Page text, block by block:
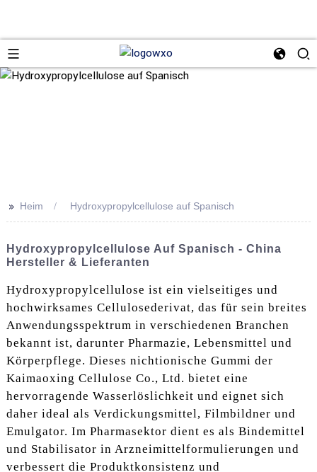
>> Heim Hydroxypropylcellulose auf Spanisch
Hydroxypropylcellulose Auf Spanisch - China
Hersteller & Lieferanten
Hydroxypropylcellulose ist ein vielseitiges und
hochwirksames Cellulosederivat, das für sein breites
Anwendungsspektrum in verschiedenen Branchen
bekannt ist, darunter Pharmazie, Lebensmittel und
Körperpflege. Dieses nichtionische Gummi der
Kaimaoxing Cellulose Co., Ltd. bietet eine
hervorragende Wasserlöslichkeit und eignet sich
daher ideal als Verdickungsmittel, Filmbildner und
Emulgator. Im Pharmasektor dient es als Bindemittel
und Stabilisator in Arzneimittelformulierungen und
verbessert die Produktkonsistenz und